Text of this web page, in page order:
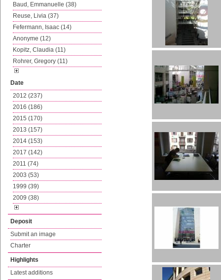
Baud, Emmanuelle (38)
Reuse, Livia (37)
Fefermann, Isaac (14)
Anonyme (12)
Kopitz, Claudia (11)
Rohrer, Gregory (11)
Date
2012 (237)
2016 (186)
2015 (170)
2013 (157)
2014 (153)
2017 (142)
2011 (74)
2003 (53)
1999 (39)
2009 (38)
Deposit
Submit an image
Charter
Highlights
Latest additions